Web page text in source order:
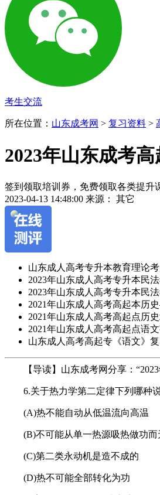
考生交流
所在位置： 山东成考网 > 复习资料 >
2023年山东成考
签到领取培训券，免费领取各类提升
2023-04-13 14:48:00 来源： 其它
山东成人高考专升本教育理论
2023年山东成人高考专升本民法
2023年山东成人高考专升本民法
2021年山东成人高考高起本历
2021年山东成人高考高起点历
2021年山东成人高考高起点语
山东成人高考高起专《语文》
【导读】山东成考网分享：“
6.关于热力学第二定律下列哪种
(A)热不能自动从低温流向高温
(B)不可能从单一热源吸热做功而
(C)第二类永动机是造不成的
(D)热不可能全部转化为功